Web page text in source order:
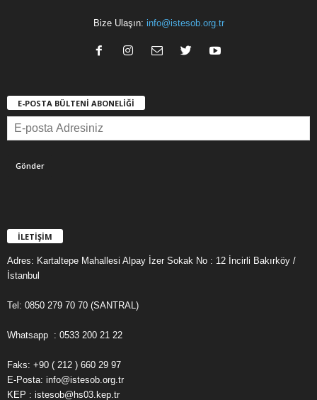
Bize Ulaşın: info@istesob.org.tr
E-POSTA BÜLTENİ ABONELİĞİ
İLETİŞİM
Adres: Kartaltepe Mahallesi Alpay İzer Sokak No : 12 İncirli Bakırköy /
İstanbul
Tel: 0850 279 70 70 (SANTRAL)
Whatsapp : 0533 200 21 22
Faks: +90 ( 212 ) 660 29 97
E-Posta: info@istesob.org.tr
KEP : istesob@hs03.kep.tr